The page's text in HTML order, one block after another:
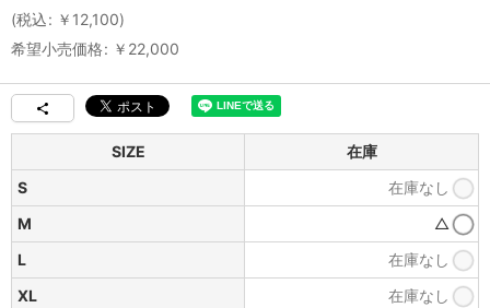
(税込: ￥ 12,100)
希望小売価格: ￥ 22,000
SIZE
在庫
S
在庫なし
M
△
L
在庫なし
XL
在庫なし